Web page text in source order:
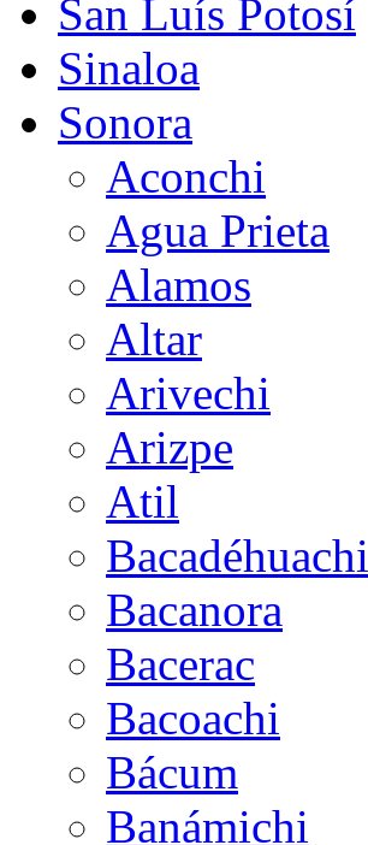
San Luís Potosí
Sinaloa
Sonora
Aconchi
Agua Prieta
Alamos
Altar
Arivechi
Arizpe
Atil
Bacadéhuachi
Bacanora
Bacerac
Bacoachi
Bácum
Banámichi